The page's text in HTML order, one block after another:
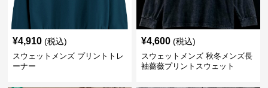
¥4,910 (税込)
スウェットメンズ プリントトレ
ーナー
¥4,600 (税込)
スウェットメンズ 秋冬メンズ長
袖薔薇プリントスウェット